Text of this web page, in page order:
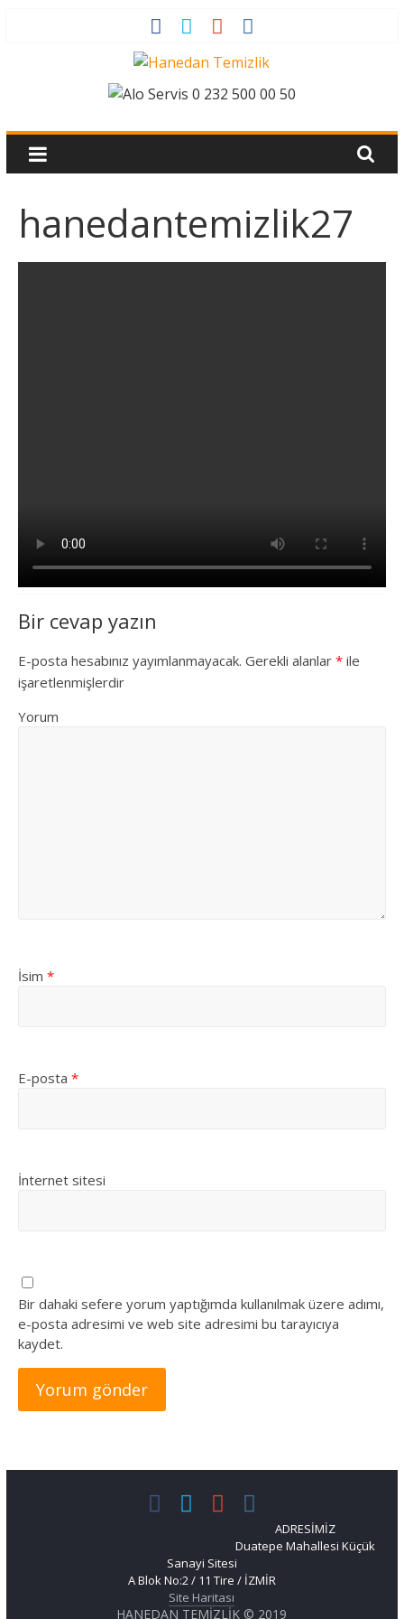
hanedantemizlik27
Bir cevap yazın
E-posta hesabınız yayımlanmayacak. Gerekli alanlar *ile
işaretlenmişlerdir
Yorum
İsim *
E-posta *
İnternet sitesi
Bir dahaki sefere yorum yaptığımda kullanılmak üzere adımı,
e-posta adresimi ve web site adresimi bu tarayıcıya
kaydet.
ADRESİMİZ
Duatepe Mahallesi Küçük
Sanayi Sitesi
A Blok No:2 / 11 Tire / İZMİR
Site Haritası
HANEDAN TEMİZLİK © 2019